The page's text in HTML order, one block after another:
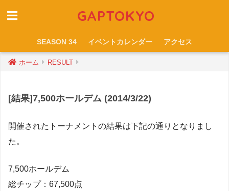
GAPTOKYO
SEASON 34 イベントカレンダー アクセス
ホーム RESULT
[結果]7,500ホールデム (2014/3/22)
開催されたトーナメントの結果は下記の通りとなりまし
た。
7,500ホールデム
総チップ：67,500点